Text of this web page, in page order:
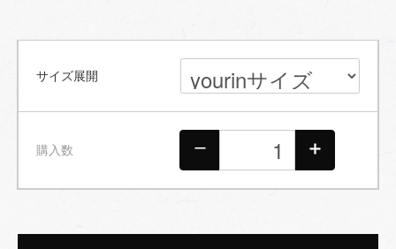
サイズ展開
購入数